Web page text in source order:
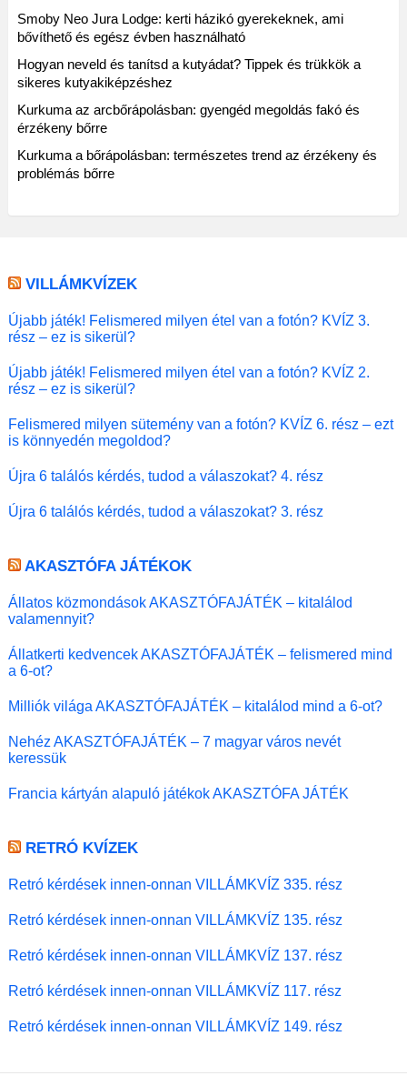
Smoby Neo Jura Lodge: kerti házikó gyerekeknek, ami
bővíthető és egész évben használható
Hogyan neveld és tanítsd a kutyádat? Tippek és trükkök a
sikeres kutyakiképzéshez
Kurkuma az arcbőrápolásban: gyengéd megoldás fakó és
érzékeny bőrre
Kurkuma a bőrápolásban: természetes trend az érzékeny és
problémás bőrre
VILLÁMKVÍZEK
Újabb játék! Felismered milyen étel van a fotón? KVÍZ 3.
rész – ez is sikerül?
Újabb játék! Felismered milyen étel van a fotón? KVÍZ 2.
rész – ez is sikerül?
Felismered milyen sütemény van a fotón? KVÍZ 6. rész – ezt
is könnyedén megoldod?
Újra 6 találós kérdés, tudod a válaszokat? 4. rész
Újra 6 találós kérdés, tudod a válaszokat? 3. rész
AKASZTÓFA JÁTÉKOK
Állatos közmondások AKASZTÓFAJÁTÉK – kitalálod
valamennyit?
Állatkerti kedvencek AKASZTÓFAJÁTÉK – felismered mind
a 6-ot?
Milliók világa AKASZTÓFAJÁTÉK – kitalálod mind a 6-ot?
Nehéz AKASZTÓFAJÁTÉK – 7 magyar város nevét
keressük
Francia kártyán alapuló játékok AKASZTÓFA JÁTÉK
RETRÓ KVÍZEK
Retró kérdések innen-onnan VILLÁMKVÍZ 335. rész
Retró kérdések innen-onnan VILLÁMKVÍZ 135. rész
Retró kérdések innen-onnan VILLÁMKVÍZ 137. rész
Retró kérdések innen-onnan VILLÁMKVÍZ 117. rész
Retró kérdések innen-onnan VILLÁMKVÍZ 149. rész